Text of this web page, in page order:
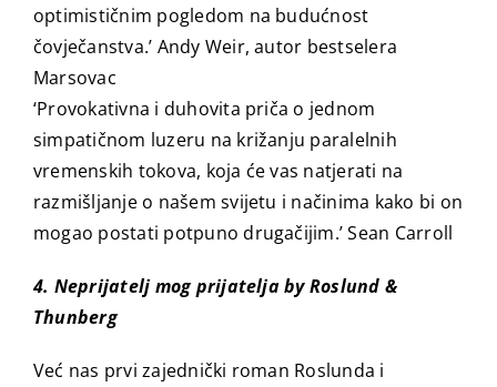
optimističnim pogledom na budućnost
čovječanstva.’ Andy Weir, autor bestselera
Marsovac
‘Provokativna i duhovita priča o jednom
simpatičnom luzeru na križanju paralelnih
vremenskih tokova, koja će vas natjerati na
razmišljanje o našem svijetu i načinima kako bi on
mogao postati potpuno drugačijim.’ Sean Carroll
4. Neprijatelj mog prijatelja by Roslund &
Thunberg
Već nas prvi zajednički roman Roslunda i